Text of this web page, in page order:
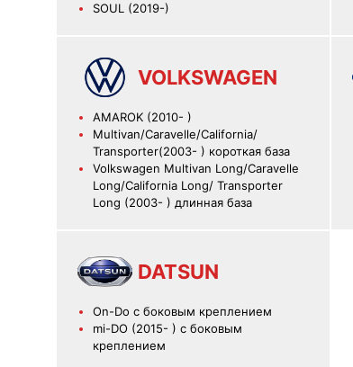
SOUL (2019-)
VOLKSWAGEN
AMAROK (2010- )
Multivan/Caravelle/California/
Transporter(2003- ) короткая база
Volkswagen Multivan Long/Caravelle
Long/California Long/ Transporter
Long (2003- ) длинная база
DATSUN
On-Do с боковым креплением
mi-DO (2015- ) с боковым
креплением